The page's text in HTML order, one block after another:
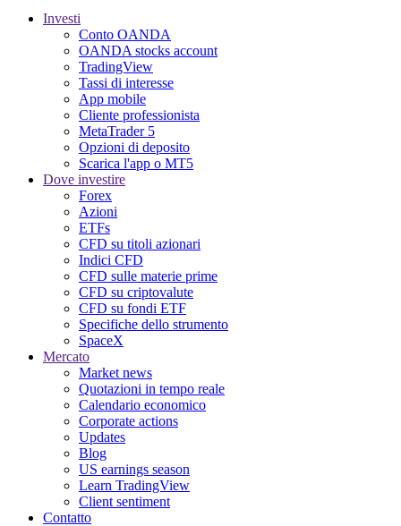
Investi
Conto OANDA
OANDA stocks account
TradingView
Tassi di interesse
App mobile
Cliente professionista
MetaTrader 5
Opzioni di deposito
Scarica l'app o MT5
Dove investire
Forex
Azioni
ETFs
CFD su titoli azionari
Indici CFD
CFD sulle materie prime
CFD su criptovalute
CFD su fondi ETF
Specifiche dello strumento
SpaceX
Mercato
Market news
Quotazioni in tempo reale
Calendario economico
Corporate actions
Updates
Blog
US earnings season
Learn TradingView
Client sentiment
Contatto